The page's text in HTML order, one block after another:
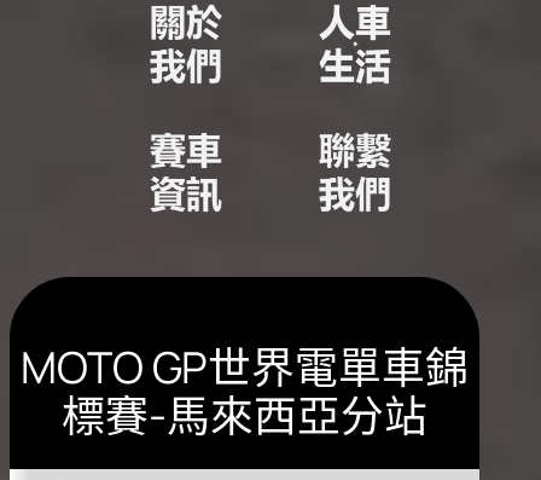
MOTO GP世界電單車錦
標賽-馬來西亞分站